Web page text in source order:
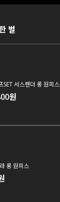
벌
SET 서스펜더 롱 원피스
원
롱 원피스